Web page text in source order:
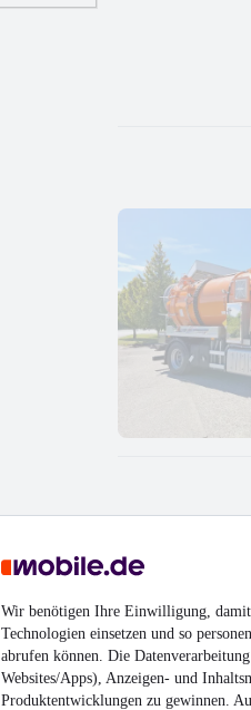
Wir benötigen Ihre Einwilligung,
Technologien einsetzen und so
abrufen können. Die
Websites/Apps), Anzeigen- und
Produktentwicklungen zu gewinnen.